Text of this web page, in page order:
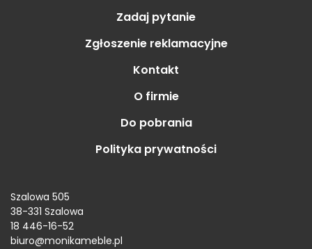
Zadaj pytanie
Zgłoszenie reklamacyjne
Kontakt
O firmie
Do pobrania
Polityka prywatności
Szalowa 505
38-331 Szalowa
18 446-16-52
biuro@monikameble.pl